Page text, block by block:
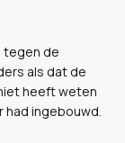
tegen de
als dat de
heeft weten
had ingebouwd.